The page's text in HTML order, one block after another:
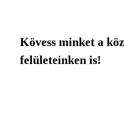
Kövess minket a
felületeinken is!